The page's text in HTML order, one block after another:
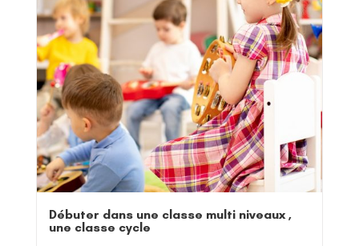
Débuter dans une classe multi niveaux ,
une classe cycle